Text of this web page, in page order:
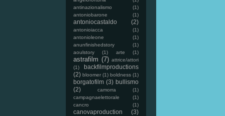
antinazionalismo
(1)
antoniobarone
(1)
antoniocastaldo (2)
antonioiacca
(1)
antonioleone
(1)
anunfinishedstory
(1)
aoulstory
(1) arte (1)
astrafilm (7) attrice/attori
(1)
backfilmproductions
(2) bloomer (1) boldness (1)
borgatofilm (3) bullismo
(2)
camorra
(1)
campagnaelettorale
(1)
cancro
(1)
canovaproduction (3)